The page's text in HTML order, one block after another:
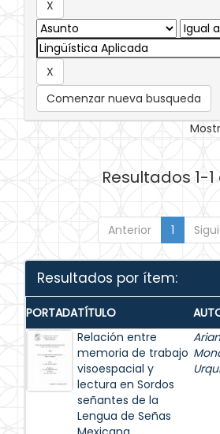
Comenzar nueva busqueda
Resultados 1-1
Anterior 1
Resultados por ítem:
PORTADATÍTULO
Relación entre
memoria de trabajo
visoespacial y
lectura en Sordos
señantes de la
Lengua de Señas